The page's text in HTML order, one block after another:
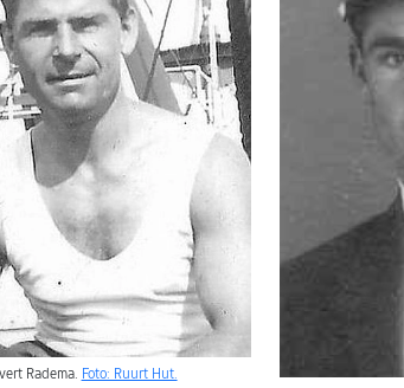
Radema. Foto: Ruurt Hut.